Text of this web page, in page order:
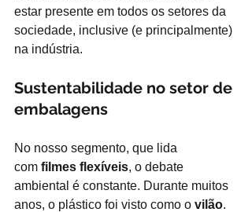
estar presente em todos os setores da
sociedade, inclusive (e principalmente)
na indústria.
Sustentabilidade no setor de
embalagens
No nosso segmento, que lida
com filmes flexíveis, o debate
ambiental é constante. Durante muitos
anos, o plástico foi visto como o vilão.